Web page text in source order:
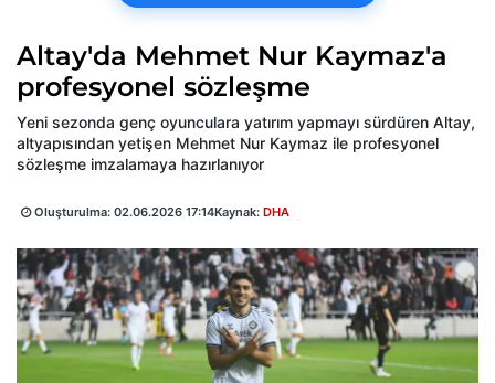
Altay'da Mehmet Nur Kaymaz'a
profesyonel sözleşme
Yeni sezonda genç oyunculara yatırım yapmayı sürdüren Altay,
altyapısından yetişen Mehmet Nur Kaymaz ile profesyonel
sözleşme imzalamaya hazırlanıyor
Oluşturulma: 02.06.2026 17:14Kaynak: DHA